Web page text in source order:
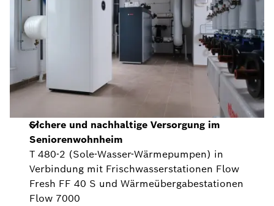
Sichere und nachhaltige Versorgung im
Seniorenwohnheim
T 480-2 (Sole-Wasser-Wärmepumpen) in
Verbindung mit Frischwasserstationen Flow
Fresh FF 40 S und Wärmeübergabestationen
Flow 7000